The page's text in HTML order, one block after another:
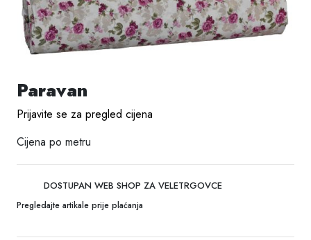
Paravan
Prijavite se za pregled cijena
Cijena po metru
DOSTUPAN WEB SHOP ZA VELETRGOVCE
Pregledajte artikale prije plaćanja